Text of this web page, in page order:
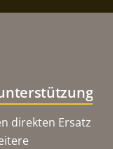
direkten Ersatz